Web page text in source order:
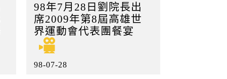
98年7月28日劉院長出
席2009年第8屆高雄世
界運動會代表團餐宴
98-07-28